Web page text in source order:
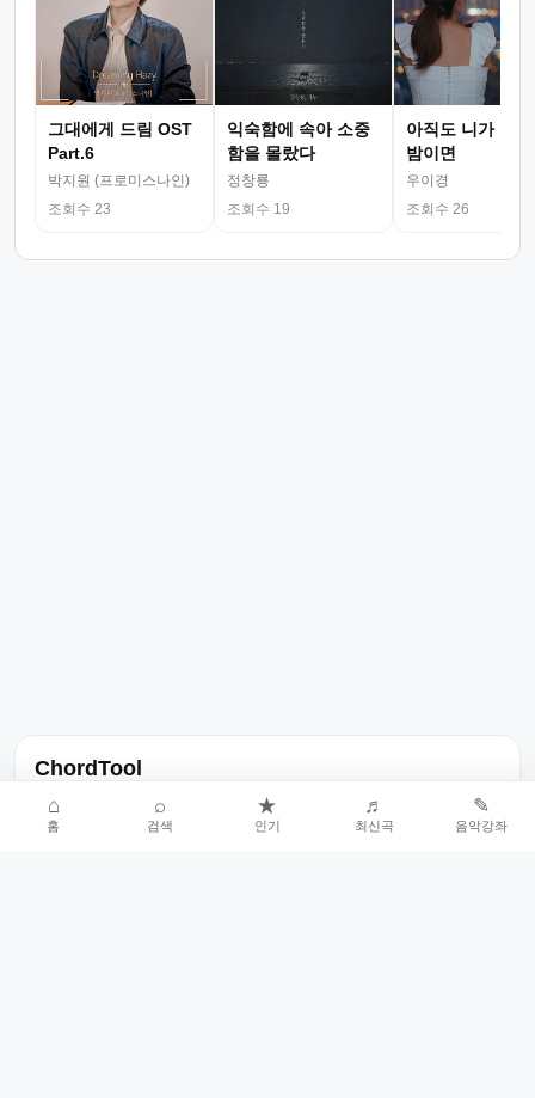
그대에게 드림 OST
Part.6
박지원 (프로미스나인)
조회수 23
익숙함에 속아 소중
함을 몰랐다
정창룡
조회수 19
아직도 니가 그
밤이면
우이경
조회수 26
ChordTool
노래 가사, 곡 정보, 코드, 악보를 한곳에서 찾을 수 있는 음악 정보
서비스입니다.
⌂
홈
⌕
검색
★
인기
♬
최신곡
✎
음악강좌